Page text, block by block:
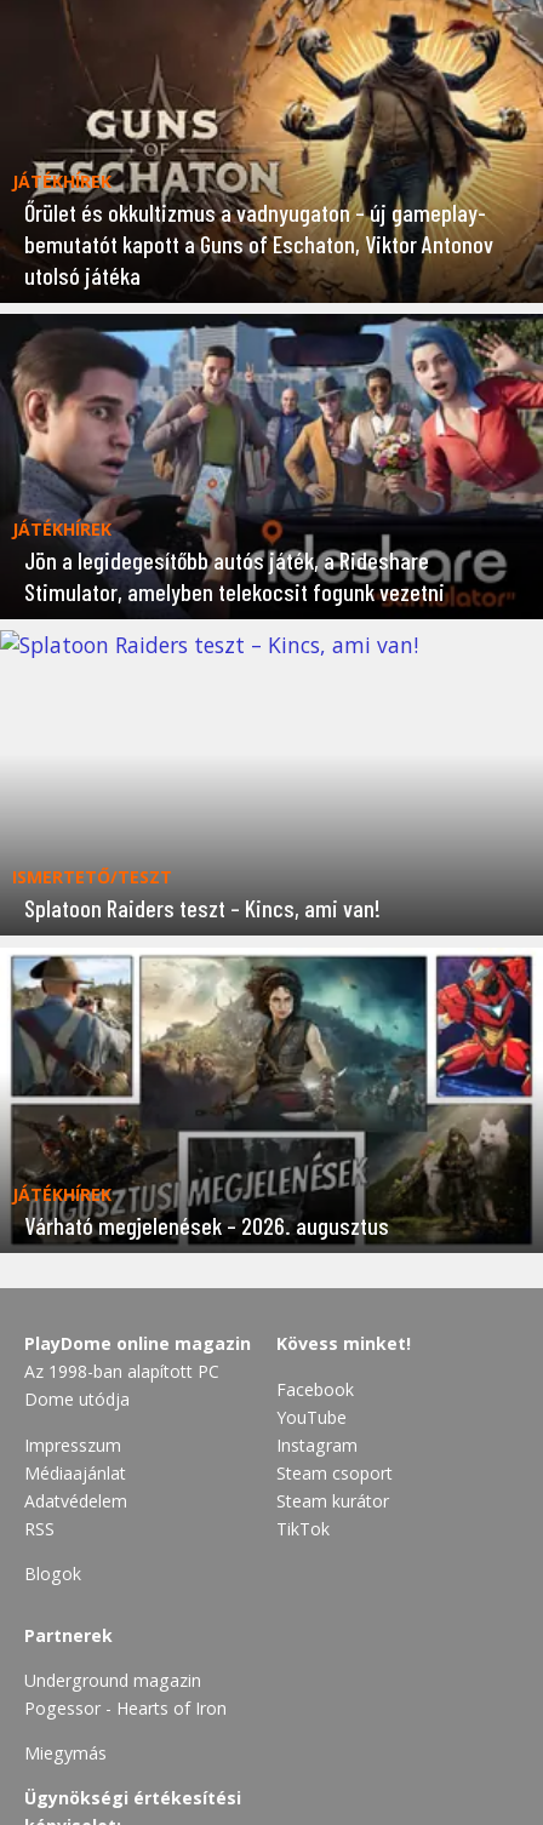
JÁTÉKHÍREK
Őrület és okkultizmus a vadnyugaton – új gameplay-
bemutatót kapott a Guns of Eschaton, Viktor Antonov
utolsó játéka
JÁTÉKHÍREK
Jön a legidegesítőbb autós játék, a Rideshare
Stimulator, amelyben telekocsit fogunk vezetni
ISMERTETŐ/TESZT
Splatoon Raiders teszt – Kincs, ami van!
JÁTÉKHÍREK
Várható megjelenések – 2026. augusztus
PlayDome online magazin
Az 1998-ban alapított PC
Dome utódja
Impresszum
Médiaajánlat
Adatvédelem
RSS
Blogok
Kövess minket!
Facebook
YouTube
Instagram
Steam csoport
Steam kurátor
TikTok
Partnerek
Underground magazin
Pogessor - Hearts of Iron
Miegymás
Ügynökségi értékesítési